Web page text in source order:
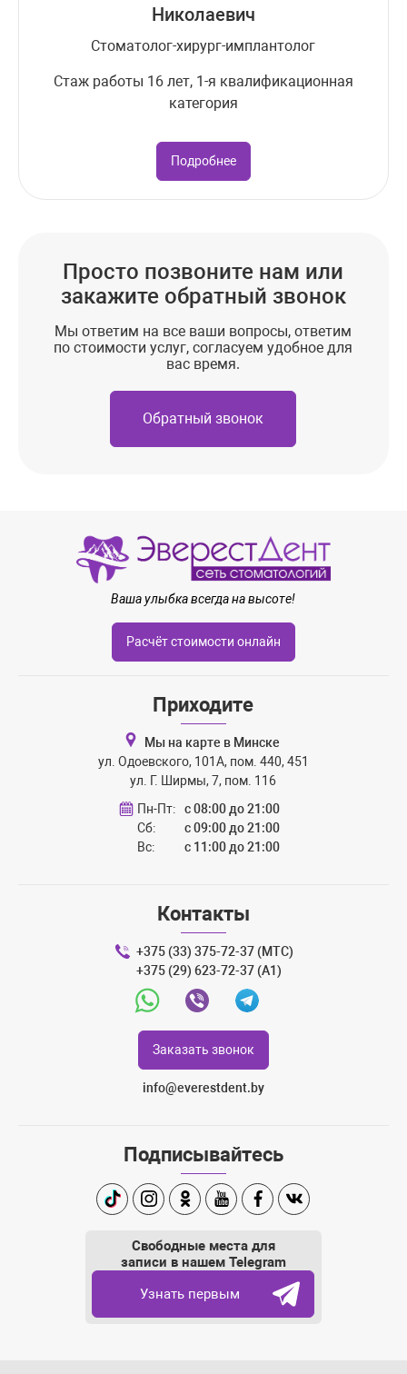
Николаевич
Стоматолог-хирург-имплантолог
Стаж работы 16 лет, 1-я квалификационная
категория
Подробнее
Просто позвоните нам или
закажите обратный звонок
Мы ответим на все ваши вопросы, ответим
по стоимости услуг, согласуем удобное для
вас время.
Обратный звонок
Ваша улыбка всегда на высоте!
Расчёт стоимости онлайн
Приходите
Мы на карте в Минске
ул. Одоевского, 101А, пом. 440, 451
ул. Г. Ширмы, 7, пом. 116
Пн-Пт:
с 08:00 до 21:00
Сб:
с 09:00 до 21:00
Вс:
с 11:00 до 21:00
Контакты
+375 (33) 375-72-37 (МТС)
+375 (29) 623-72-37 (A1)
WhatsappViber Telegram
Заказать звонок
info@everestdent.by
Подписывайтесь
TikTokInstagramОдноклассники
YoutubeFacebookВконтакте
Свободные места для
записи в нашем Telegram
Узнать первым